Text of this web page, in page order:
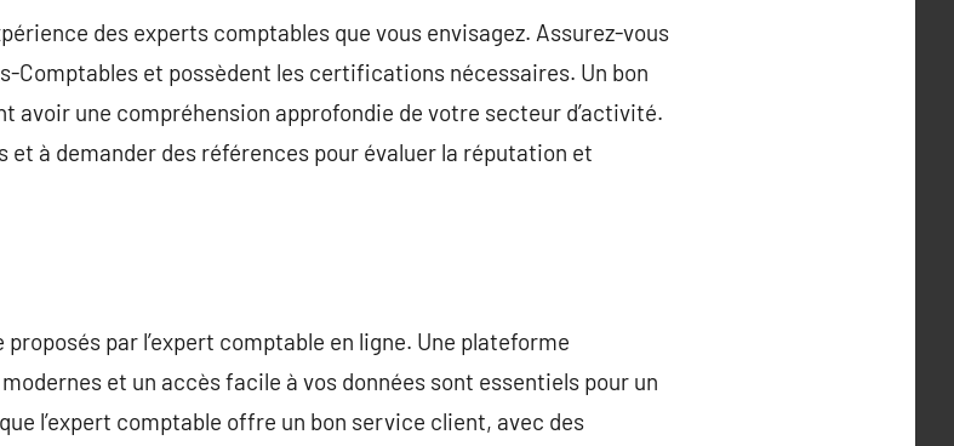
des experts comptables que vous envisagez. Assurez-vous
Comptables et possèdent les certifications nécessaires. Un bon
avoir une compréhension approfondie de votre secteur d’activité.
et à demander des références pour évaluer la réputation et
par l’expert comptable en ligne. Une plateforme
et un accès facile à vos données sont essentiels pour un
l’expert comptable offre un bon service client, avec des